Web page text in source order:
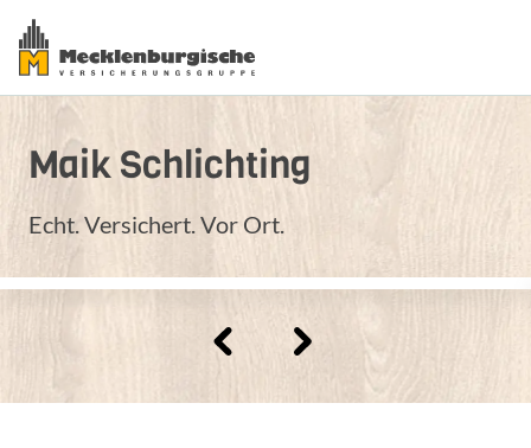
MaikSchlichting
Echt. Versichert. Vor Ort.